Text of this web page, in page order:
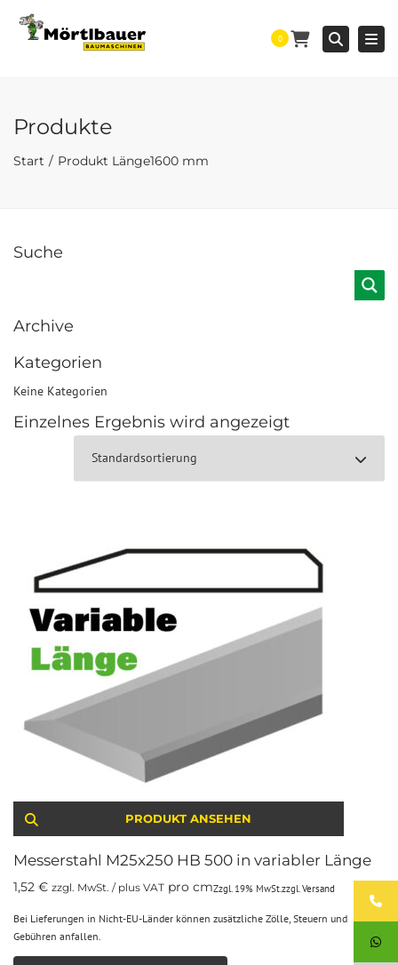
0
Produkte
Start Produkt Länge1600 mm
Suche
Archive
Kategorien
Keine Kategorien
Einzelnes Ergebnis wird angezeigt
PRODUKT ANSEHEN
Messerstahl M25x250 HB 500 in variabler Länge
1,52 € zzgl. MwSt. / plus VAT pro cmZzgl. 19% MwSt.zzgl.Versand
Bei Lieferungen in Nicht-EU-Länder können zusätzliche Zölle, Steuern und
Gebühren anfallen.